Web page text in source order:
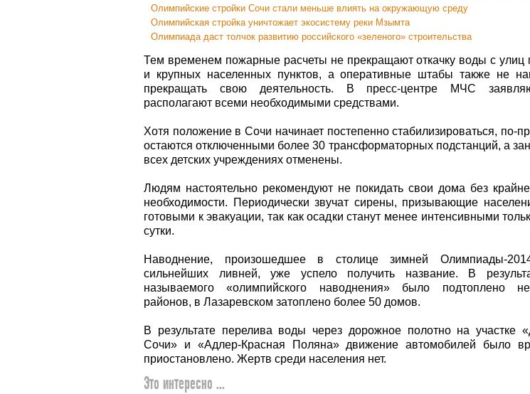
Олимпийские стройки Сочи стали меньше влиять на окружающую среду
Олимпийская стройка уничтожает экосистему реки Мзымта
Олимпиада даст толчок развитию российского «зеленого» строительства
Тем временем пожарные расчеты не прекращают откачку воды с улиц
и крупных населенных пунктов, а оперативные штабы также не
прекращать свою деятельность. В пресс-центре МЧС
располагают всеми необходимыми средствами.
Хотя положение в Сочи начинает постепенно стабилизироваться, по-
остаются отключенными более 30 трансформаторных подстанций, а
всех детских учреждениях отменены.
Людям настоятельно рекомендуют не покидать свои дома без
необходимости. Периодически звучат сирены, призывающие
готовыми к эвакуации, так как осадки станут менее интенсивными
сутки.
Наводнение, произошедшее в столице зимней Олимпиады-
сильнейших ливней, уже успело получить название. В
называемого «олимпийского наводнения» было подтоплено
районов, в Лазаревском затоплено более 50 домов.
В результате перелива воды через дорожное полотно на участке
Сочи» и «Адлер-Красная Поляна» движение автомобилей было
приостановлено. Жертв среди населения нет.
Это интересно ...